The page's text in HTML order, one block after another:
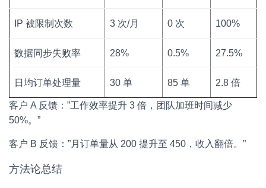
IP 被限制次数 3 次/月 0 次 100%
数据同步失败率 28% 0.5% 27.5%
日均订单处理量 30 单 85 单 2.8 倍
客户 A 反馈：”工作效率提升 3 倍，团队加班时间减少
50%。”
客户 B 反馈：”月订单量从 200 提升至 450，收入翻倍。”
方法论总结